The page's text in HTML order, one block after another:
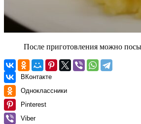
После приготовления можно
ВКонтакте
Одноклассники
Pinterest
Viber